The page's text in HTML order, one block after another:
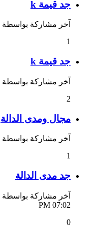
جد قيمة k
آخر مشاركة بواسطة
1
جد قيمة k
آخر مشاركة بواسطة
2
مجال ومدى الدالة
آخر مشاركة بواسطة
1
جد مدى الدالة
آخر مشاركة بواسطة
07:02 PM
0